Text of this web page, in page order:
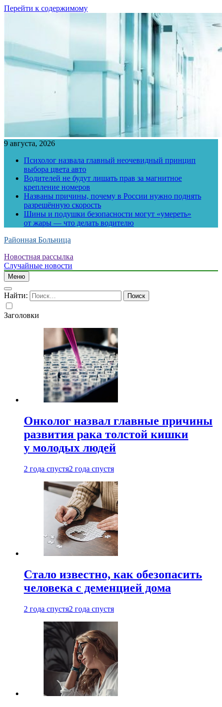
Перейти к содержимому
9 августа, 2026
Психолог назвала главный неочевидный принцип
выбора цвета авто
Водителей не будут лишать прав за магнитное
крепление номеров
Названы причины, почему в России нужно поднять
разрешённую скорость
Шины и подушки безопасности могут «умереть»
от жары — что делать водителю
Районная Больница
Новостная рассылка
Случайные новости
Меню
Найти:
Заголовки
Онколог назвал главные причины
развития рака толстой кишки
у молодых людей
2 года спустя2 года спустя
Стало известно, как обезопасить
человека с деменцией дома
2 года спустя2 года спустя